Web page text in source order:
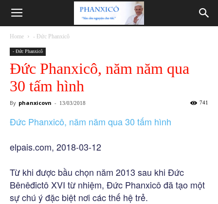
Phanxicô
Home - Đức Phanxicô
- Đức Phanxicô
Đức Phanxicô, năm năm qua
30 tấm hình
By phanxicovn - 13/03/2018 741
Đức Phanxicô, năm năm qua 30 tấm hình
elpais.com, 2018-03-12
Từ khi được bầu chọn năm 2013 sau khi Đức
Bênêđictô XVI từ nhiệm, Đức Phanxicô đã tạo một
sự chú ý đặc biệt nơi các thế hệ trẻ.